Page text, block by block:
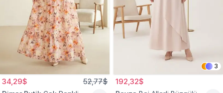
34,29$ 52,77$
3
192,32$